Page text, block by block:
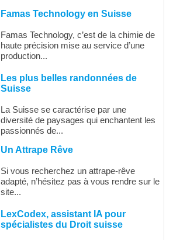
Famas Technology en Suisse
Famas Technology, c’est de la chimie de
haute précision mise au service d’une
production...
Les plus belles randonnées de
Suisse
La Suisse se caractérise par une
diversité de paysages qui enchantent les
passionnés de...
Un Attrape Rêve
Si vous recherchez un attrape-rêve
adapté, n’hésitez pas à vous rendre sur le
site...
LexCodex, assistant IA pour
spécialistes du Droit suisse